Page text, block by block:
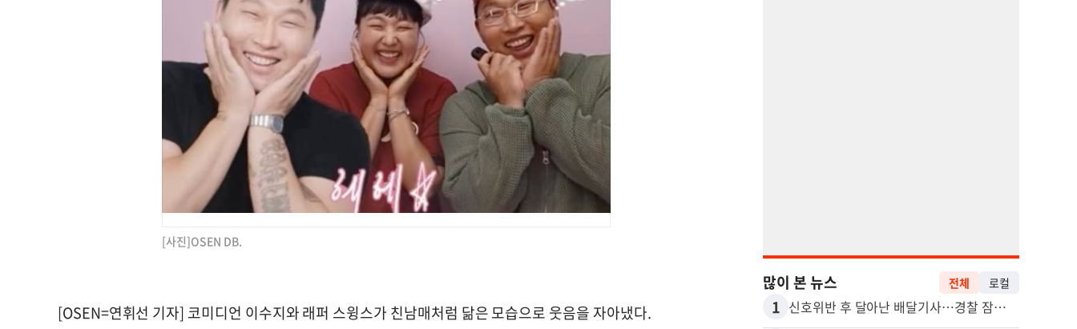
[사진]OSEN DB.
[OSEN=연휘선 기자] 코미디언 이수지와 래퍼 스윙스가 친남매처럼 닮은 모습으로 웃음을 자아냈다.
많이 본 뉴스 전체 로컬
1 신호위반 후 달아난 배달기사…경찰 잠복해 잡고보니 ‘반전’